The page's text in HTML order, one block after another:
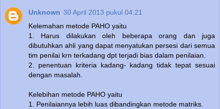
Unknown 30 April 2013 pukul 04.21
Kelemahan metode PAHO yaitu
1. Harus dilakukan oleh beberapa orang dan juga
dibutuhkan ahli yang dapat menyatukan persesi dari semua
tim penilai krn terkadang dpt terjadi bias dalam penilaian.
2. penentuan kriteria kadang- kadang tidak tepat sesuai
dengan masalah.
Kelebihan metode PAHO yaitu
1. Penilaiannya lebih luas dibandingkan metode matriks.